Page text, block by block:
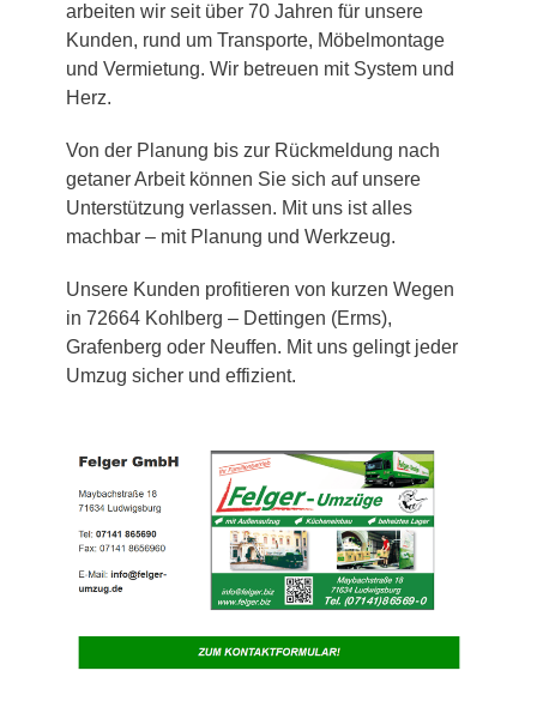
arbeiten wir seit über 70 Jahren für unsere
Kunden, rund um Transporte, Möbelmontage
und Vermietung. Wir betreuen mit System und
Herz.
Von der Planung bis zur Rückmeldung nach
getaner Arbeit können Sie sich auf unsere
Unterstützung verlassen. Mit uns ist alles
machbar – mit Planung und Werkzeug.
Unsere Kunden profitieren von kurzen Wegen
in 72664 Kohlberg – Dettingen (Erms),
Grafenberg oder Neuffen. Mit uns gelingt jeder
Umzug sicher und effizient.